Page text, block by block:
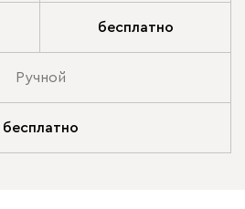
бесплатно
Ручной
бесплатно